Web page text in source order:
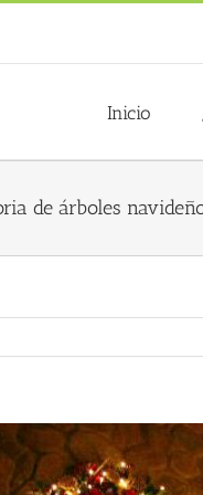
Inicio
de árboles